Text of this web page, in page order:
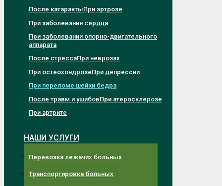
После катарактыПри артрозе
При заболевания сердца
При заболевании опорно-двигательного
аппарата
После стрессаПри неврозах
При остеохондрозеПри депрессии
При переломе шейки бедра
После травм и ушибовПри атеросклерозе
При артрите
НАШИ УСЛУГИ
Перевозка лежачих больных
Транспортировка больных